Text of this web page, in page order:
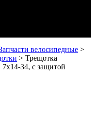
велосипедные >
> Трещотка
34, с защитой